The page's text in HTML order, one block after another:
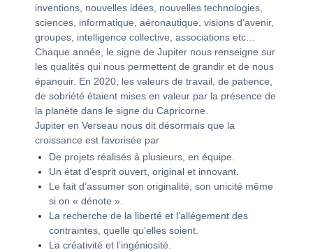
inventions, nouvelles idées, nouvelles technologies,
sciences, informatique, aéronautique, visions d’avenir,
groupes, intelligence collective, associations etc…
Chaque année, le signe de Jupiter nous renseigne sur
les qualités qui nous permettent de grandir et de nous
épanouir. En 2020, les valeurs de travail, de patience,
de sobriété étaient mises en valeur par la présence de
la planète dans le signe du Capricorne.
Jupiter en Verseau nous dit désormais que la
croissance est favorisée par
De projets réalisés à plusieurs, en équipe.
Un état d’esprit ouvert, original et innovant.
Le fait d’assumer son originalité, son unicité même
si on « dénote ».
La recherche de la liberté et l’allégement des
contraintes, quelle qu’elles soient.
La créativité et l’ingéniosité.